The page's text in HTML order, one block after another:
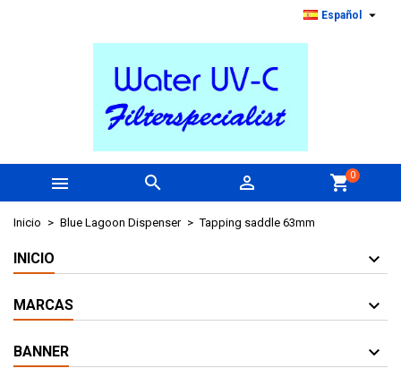
Español 
   shopping_cart0
Inicio Blue Lagoon Dispenser Tapping saddle 63mm
INICIO
MARCAS
BANNER